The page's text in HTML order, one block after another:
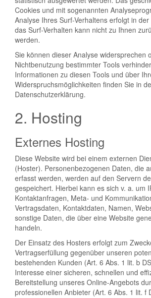
Cookies und mit sogenannten
Analyse Ihres Surf-Verhaltens erfolgt in
das Surf-Verhalten kann nicht zu Ihnen
werden.
Sie können dieser Analyse widersprechen
Nichtbenutzung bestimmter Tools
Informationen zu diesen Tools und über
Widerspruchsmöglichkeiten finden Sie in
Datenschutzerklärung.
2. Hosting
Externes Hosting
Diese Website wird bei einem externen
(Hoster). Personenbezogenen Daten, die
erfasst werden, werden auf den Servern
gespeichert. Hierbei kann es sich v. a. um
Kontaktanfragen, Meta- und
Vertragsdaten, Kontaktdaten, Namen,
sonstige Daten, die über eine Website
handeln.
Der Einsatz des Hosters erfolgt zum
Vertragserfüllung gegenüber unseren
bestehenden Kunden (Art. 6 Abs. 1 lit. b
Interesse einer sicheren, schnellen und
Bereitstellung unseres Online-Angebots
professionellen Anbieter (Art. 6 Abs. 1 lit. f